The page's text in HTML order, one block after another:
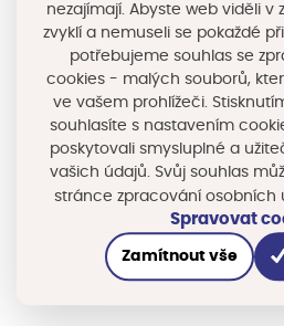
koordinace a společného
pravidla podařilo efektivně
jedenáct let své existence se
jako stabilní strategická
pro odbornou koordinaci a
správou, krajem a územními
v období 2028+ je proto
rozvoji Královéhradeckého
nezajímají. Abyste web viděli v
zvyklí a nemuseli se pokaždé
potřebujeme souhlas se
cookies - malých souborů,
ve vašem prohlížeči.
souhlasíte s nastavením
poskytovali smysluplné a
vašich údajů. Svůj souhlas
stránce zpracování osobních
Spravovat
Zamítnout vše